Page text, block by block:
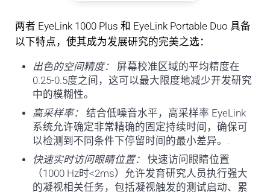
两者 EyeLink 1000 Plus 和 EyeLink Portable Duo 具备
以下特点，使其成为发展研究的完美之选：
出色的空间精度：
屏幕校准区域的平均精度在
0.25-0.5度之间，这可以最大限度地减少开发研究
中的模糊性。
高采样率：
结合低噪音水平，高采样率 EyeLink
系统允许确定非常精确的固定持续时间，确保可
以检测到不同条件下停留时间的最小差异。 .
快速实时访问眼睛位置：
快速访问眼睛位置
（1000 Hz时<2ms）允许发育研究人员执行强大
的凝视相关任务，包括凝视触发的测试启动、累